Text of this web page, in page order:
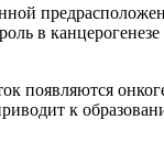
в
появляются
к